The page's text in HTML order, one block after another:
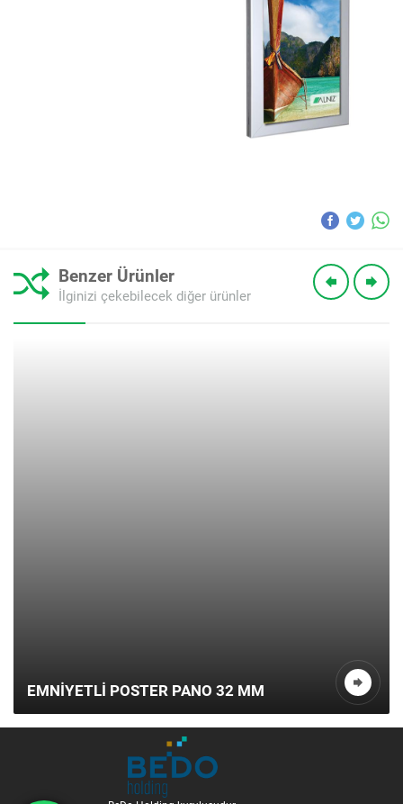
Benzer Ürünler
İlginizi çekebilecek diğer ürünler
EMNİYETLİ POSTER PANO 32 MM